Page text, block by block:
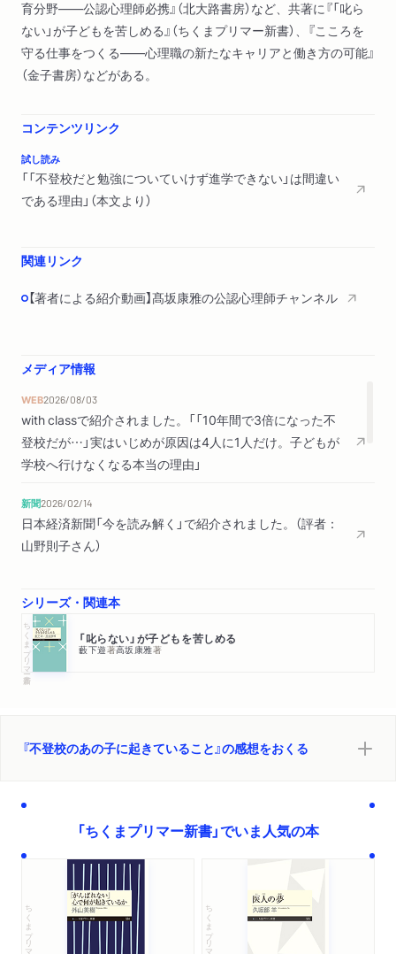
育分野――公認心理師必携』（北大路書房）など、共著に『「叱ら
ない」が子どもを苦しめる』（ちくまプリマー新書）、『こころを
守る仕事をつくる――心理職の新たなキャリアと働き方の可能』
（金子書房）などがある。
コンテンツリンク
試し読み
「「不登校だと勉強についていけず進学できない」は間違い
である理由」（本文より）
関連リンク
【著者による紹介動画】髙坂康雅の公認心理師チャンネル
メディア情報
WEB2026/08/03
with classで紹介されました。「「10年間で3倍になった不
登校だが…」実はいじめが原因は4人に1人だけ。子どもが
学校へ行けなくなる本当の理由」
新聞2026/02/14
日本経済新聞「今を読み解く」で紹介されました。（評者：
山野則子さん）
ダイヤモンドオンラインに抜粋記事が掲載されました。
「「子どもを救いたい」…その親心が狙われる！不登校ビジ
ネス業者がよく使う“危ない宣伝ワード”とは？」
WEB
とのやり取り」」
ダイヤモンドオンラインに抜粋記事が掲載されました。
「ブラック企業なら辞めてもいいのに…不登校の子にだけ
「我慢」を求めるのはなぜ？」
シリーズ・関連本
ちくまプリマー新書 「叱らない」が子どもを苦しめる
藪下遊著高坂康雅著
『不登校のあの子に起きていること』の感想をおくる
「ちくまプリマー新書」でいま人気の本
ちくまプリマー新書 ちくまプリマー新書